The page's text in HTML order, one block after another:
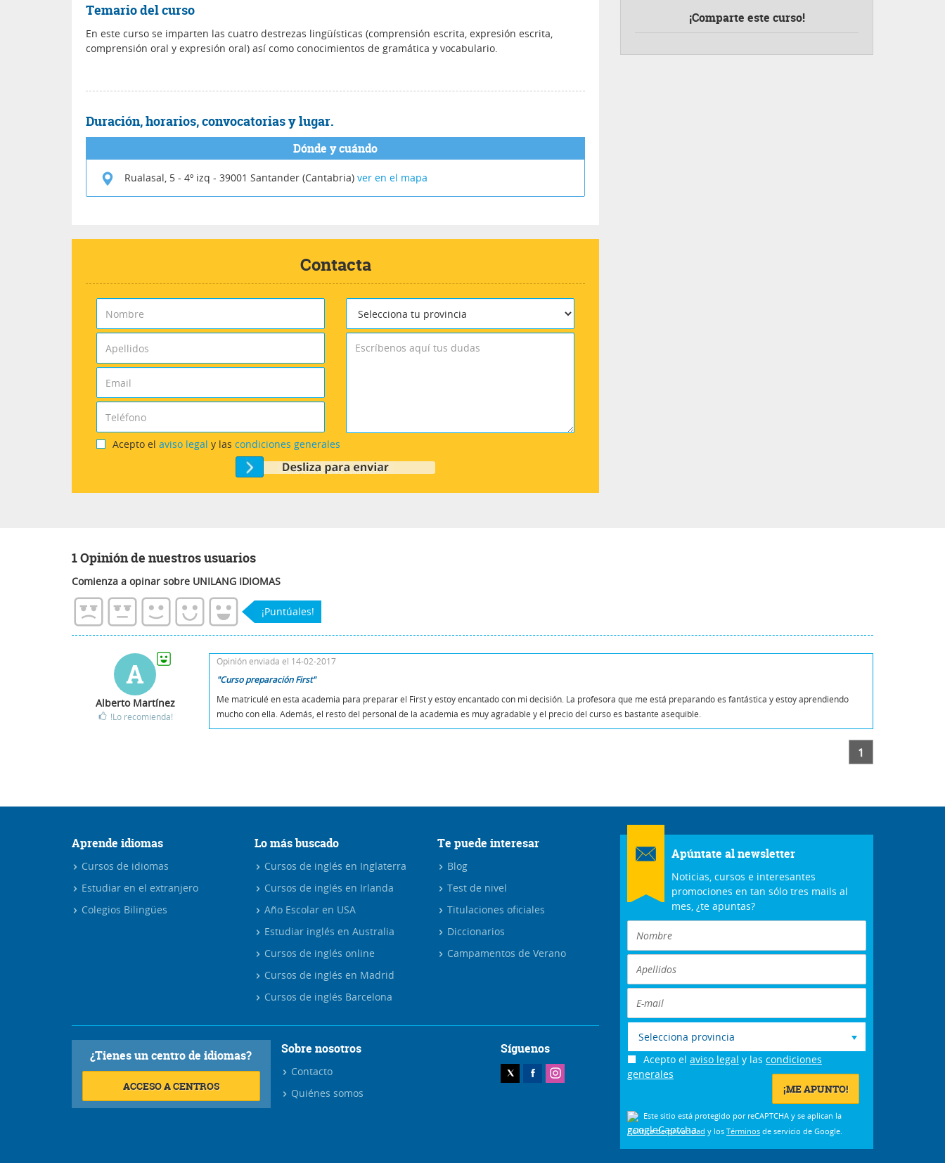
Temario del curso
En este curso se imparten las cuatro destrezas lingüísticas (comprensión escrita, expresión escrita,
comprensión oral y expresión oral) así como conocimientos de gramática y vocabulario.
Duración, horarios, convocatorias y lugar.
Dónde y cuándo
Rualasal, 5 - 4º izq - 39001 Santander (Cantabria) ver en el mapa
Contacta
Acepto el aviso legal y las condiciones generales
¡Comparte este curso!
1 Opinión de nuestros usuarios
Comienza a opinar sobre UNILANG IDIOMAS
¡Puntúales!
A
Alberto Martínez
!Lo recomienda!
Opinión enviada el 14-02-2017
"Curso preparación First"
Me matriculé en esta academia para preparar el First y estoy encantado con mi decisión. La profesora que me está preparando es fantástica y estoy aprendiendo
mucho con ella. Además, el resto del personal de la academia es muy agradable y el precio del curso es bastante asequible.
1
Aprende idiomas
Cursos de idiomas
Estudiar en el extranjero
Colegios Bilingües
Lo más buscado
Cursos de inglés en Inglaterra
Cursos de inglés en Irlanda
Año Escolar en USA
Estudiar inglés en Australia
Cursos de inglés online
Cursos de inglés en Madrid
Cursos de inglés Barcelona
Te puede interesar
Blog
Test de nivel
Titulaciones oficiales
Diccionarios
Campamentos de Verano
¿Tienes un centro de idiomas?
ACCESO A CENTROS
Sobre nosotros
Contacto
Quiénes somos
Síguenos
Apúntate al newsletter
Noticias, cursos e interesantes
promociones en tan sólo tres mails al
mes, ¿te apuntas?
Selecciona provincia
Acepto el aviso legal y las condiciones
generales
Este sitio está protegido por reCAPTCHA y se aplican la
Política de privacidad y los Términos de servicio de Google.